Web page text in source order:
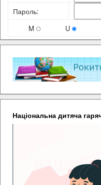
Пароль:
M
U
Національна дитяча